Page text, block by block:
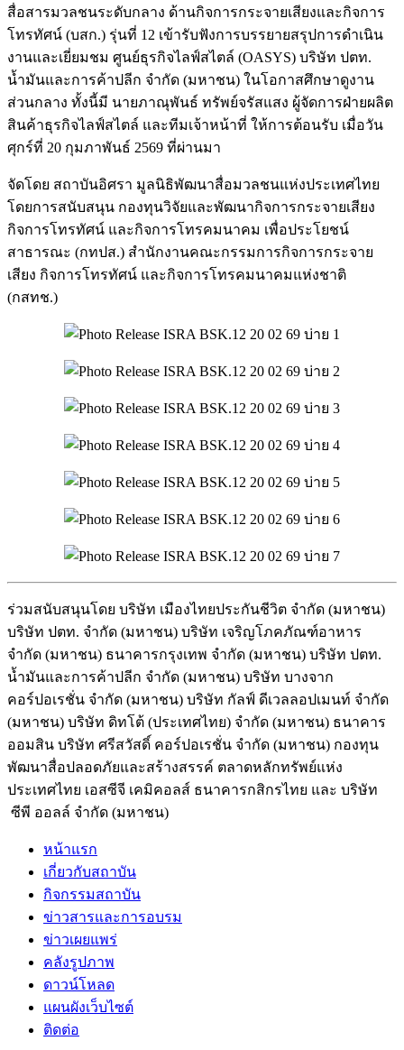
สื่อสารมวลชนระดับกลาง ด้านกิจการกระจายเสียงและกิจการ
โทรทัศน์ (บสก.) รุ่นที่ 12 เข้ารับฟังการบรรยายสรุปการดำเนิน
งานและเยี่ยมชม ศูนย์ธุรกิจไลฟ์สไตล์ (OASYS) บริษัท ปตท.
น้ำมันและการค้าปลีก จำกัด (มหาชน) ในโอกาสศึกษาดูงาน
ส่วนกลาง ทั้งนี้มี นายภาณุพันธ์ ทรัพย์จรัสแสง ผู้จัดการฝ่ายผลิต
สินค้าธุรกิจไลฟ์สไตล์ และทีมเจ้าหน้าที่ ให้การต้อนรับ เมื่อวัน
ศุกร์ที่ 20 กุมภาพันธ์ 2569 ที่ผ่านมา
จัดโดย สถาบันอิศรา มูลนิธิพัฒนาสื่อมวลชนแห่งประเทศไทย
โดยการสนับสนุน กองทุนวิจัยและพัฒนากิจการกระจายเสียง
กิจการโทรทัศน์ และกิจการโทรคมนาคม เพื่อประโยชน์
สาธารณะ (กทปส.) สำนักงานคณะกรรมการกิจการกระจาย
เสียง กิจการโทรทัศน์ และกิจการโทรคมนาคมแห่งชาติ
(กสทช.)
ร่วมสนับสนุนโดย บริษัท เมืองไทยประกันชีวิต จำกัด (มหาชน)
บริษัท ปตท. จำกัด (มหาชน) บริษัท เจริญโภคภัณฑ์อาหาร
จำกัด (มหาชน) ธนาคารกรุงเทพ จำกัด (มหาชน) บริษัท ปตท.
น้ำมันและการค้าปลีก จำกัด (มหาชน) บริษัท บางจาก
คอร์ปอเรชั่น จำกัด (มหาชน) บริษัท กัลฟ์ ดีเวลลอปเมนท์ จำกัด
(มหาชน) บริษัท ดิทโต้ (ประเทศไทย) จำกัด (มหาชน) ธนาคาร
ออมสิน บริษัท ศรีสวัสดิ์ คอร์ปอเรชั่น จำกัด (มหาชน) กองทุน
พัฒนาสื่อปลอดภัยและสร้างสรรค์ ตลาดหลักทรัพย์แห่ง
ประเทศไทย เอสซีจี เคมิคอลส์ ธนาคารกสิกรไทย และ บริษัท
ซีพี ออลล์ จำกัด (มหาชน)
หน้าแรก
เกี่ยวกับสถาบัน
กิจกรรมสถาบัน
ข่าวสารและการอบรม
ข่าวเผยแพร่
คลังรูปภาพ
ดาวน์โหลด
แผนผังเว็บไซต์
ติดต่อ